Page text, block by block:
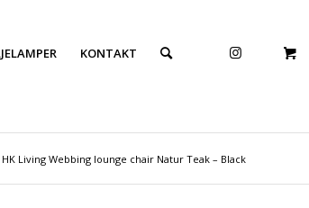
KONTAKT
HK Living Webbing lounge chair Natur Teak – Black